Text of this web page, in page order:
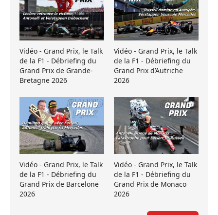
Vidéo - Grand Prix, le Talk
de la F1 - Débriefing du
Grand Prix de Grande-
Bretagne 2026
Vidéo - Grand Prix, le Talk
de la F1 - Débriefing du
Grand Prix d’Autriche
2026
Vidéo - Grand Prix, le Talk
de la F1 - Débriefing du
Grand Prix de Barcelone
2026
Vidéo - Grand Prix, le Talk
de la F1 - Débriefing du
Grand Prix de Monaco
2026